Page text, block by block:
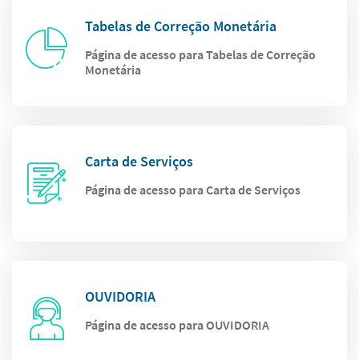
Tabelas de Correção Monetária
Página de acesso para Tabelas de Correção
Monetária
Carta de Serviços
Página de acesso para Carta de Serviços
OUVIDORIA
Página de acesso para OUVIDORIA